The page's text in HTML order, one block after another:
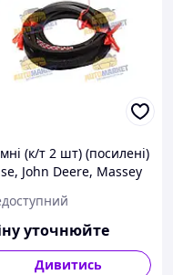
(к/т 2 шт) (посилені)
John Deere, Massey
UA22
уточнюйте
Дивитись